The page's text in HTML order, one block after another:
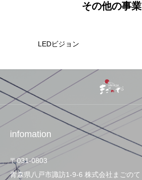
その他の事業
LEDビジョン
infomation
〒031-0803
青森県八戸市諏訪1-9-6 株式会社まごのて